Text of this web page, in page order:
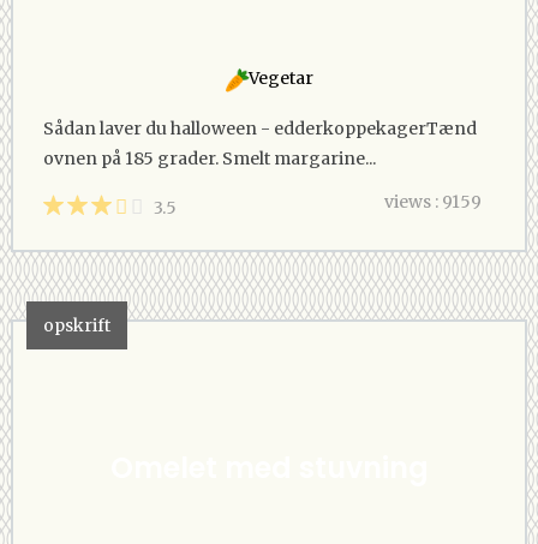
Vegetar
Sådan laver du halloween - edderkoppekager Tænd
ovnen på 185 grader. Smelt margarine...
3.5 views : 9159
opskrift